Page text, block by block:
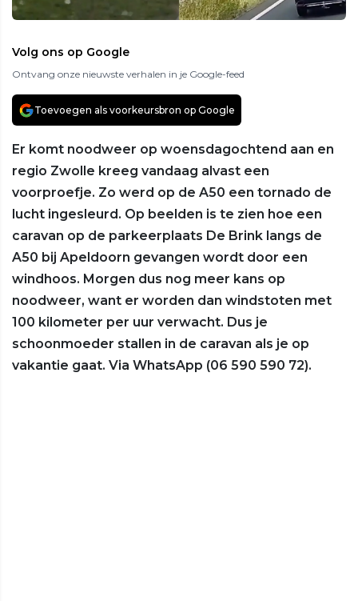
Volg ons op Google
Ontvang onze nieuwste verhalen in je Google-feed
Toevoegen als voorkeursbron op Google
Er komt noodweer op woensdagochtend aan en
regio Zwolle kreeg vandaag alvast een
voorproefje. Zo werd op de A50 een tornado de
lucht ingesleurd. Op beelden is te zien hoe een
caravan op de parkeerplaats De Brink langs de
A50 bij Apeldoorn gevangen wordt door een
windhoos. Morgen dus nog meer kans op
noodweer, want er worden dan windstoten met
100 kilometer per uur verwacht. Dus je
schoonmoeder stallen in de caravan als je op
vakantie gaat. Via WhatsApp (06 590 590 72).